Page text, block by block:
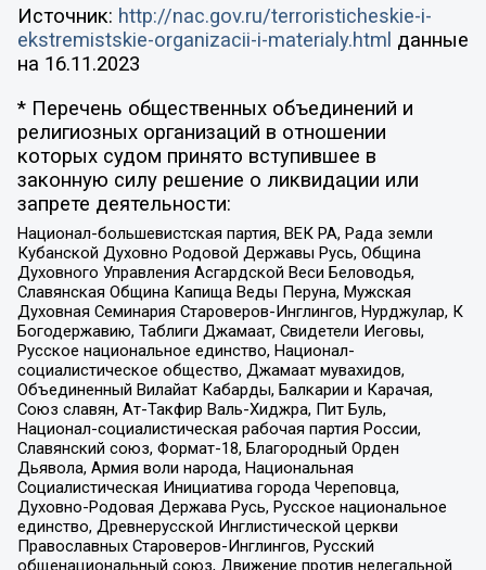
Источник: http://nac.gov.ru/terroristicheskie-i-
ekstremistskie-organizacii-i-materialy.html данные
на 16.11.2023
* Перечень общественных объединений и
религиозных организаций в отношении
которых судом принято вступившее в
законную силу решение о ликвидации или
запрете деятельности:
Национал-большевистская партия, ВЕК РА, Рада земли
Кубанской Духовно Родовой Державы Русь, Община
Духовного Управления Асгардской Веси Беловодья,
Славянская Община Капища Веды Перуна, Мужская
Духовная Семинария Староверов-Инглингов, Нурджулар, К
Богодержавию, Таблиги Джамаат, Свидетели Иеговы,
Русское национальное единство, Национал-
социалистическое общество, Джамаат мувахидов,
Объединенный Вилайат Кабарды, Балкарии и Карачая,
Союз славян, Ат-Такфир Валь-Хиджра, Пит Буль,
Национал-социалистическая рабочая партия России,
Славянский союз, Формат-18, Благородный Орден
Дьявола, Армия воли народа, Национальная
Социалистическая Инициатива города Череповца,
Духовно-Родовая Держава Русь, Русское национальное
единство, Древнерусской Инглистической церкви
Православных Староверов-Инглингов, Русский
общенациональный союз, Движение против нелегальной